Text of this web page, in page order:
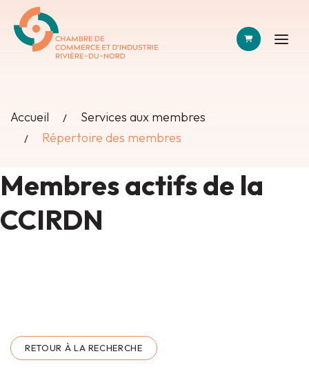
PANIER
Accueil
Services aux membres
Répertoire des membres
Membres actifs de la
CCIRDN
RETOUR À LA RECHERCHE